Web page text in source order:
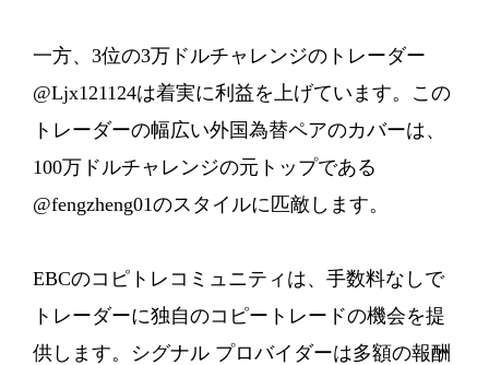
一方、3位の3万ドルチャレンジのトレーダー
@Ljx121124は着実に利益を上げています。この
トレーダーの幅広い外国為替ペアのカバーは、
100万ドルチャレンジの元トップである
@fengzheng01のスタイルに匹敵します。
EBCのコピトレコミュニティは、手数料なしで
トレーダーに独自のコピートレードの機会を提
供します。シグナル プロバイダーは多額の報酬